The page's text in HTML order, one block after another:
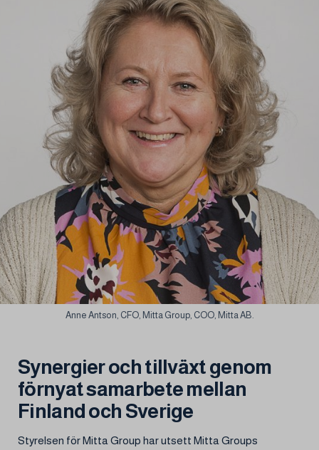
Anne Antson, CFO, Mitta Group, COO, Mitta AB.
Synergier och tillväxt genom
förnyat samarbete mellan
Finland och Sverige
Styrelsen för Mitta Group har utsett Mitta Groups